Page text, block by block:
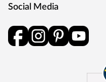
Social Media